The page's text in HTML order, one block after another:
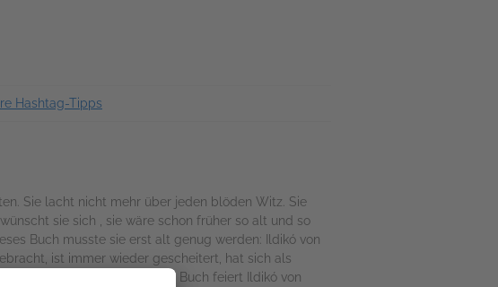
Hashtag-Tipps
Sie lacht nicht mehr über jeden blöden Witz. Sie
sie sich , sie wäre schon früher so alt und so
Buch musste sie erst alt genug werden: Ildikó von
ist immer wieder gescheitert, hat sich als
selbst begegnet. In diesem Buch feiert Ildikó von